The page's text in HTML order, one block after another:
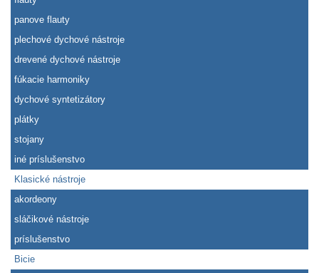
panove flauty
plechové dychové nástroje
drevené dychové nástroje
fúkacie harmoniky
dychové syntetizátory
plátky
stojany
iné príslušenstvo
Klasické nástroje
akordeony
sláčikové nástroje
príslušenstvo
Bicie